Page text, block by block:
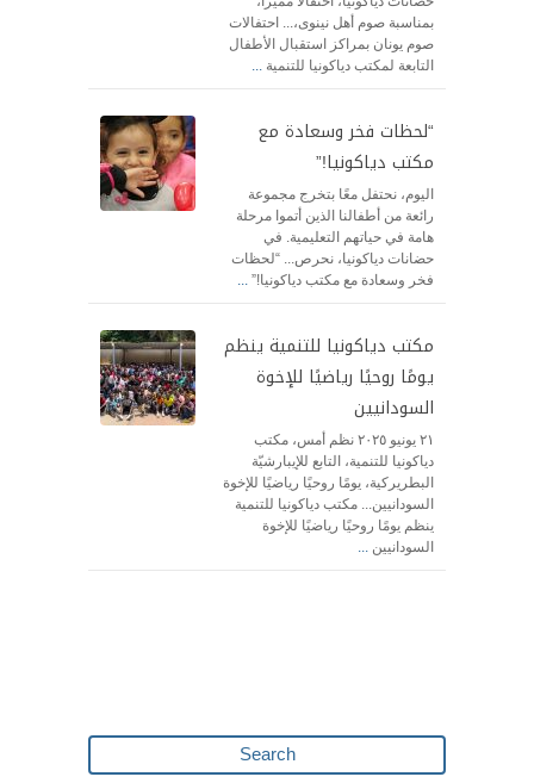
بمناسبة صوم أهل نينوى،... احتفالات
صوم يونان بمراكز استقبال الأطفال
التابعة لمكتب دياكونيا للتنمية ...
“لحظات فخر وسعادة مع
مكتب دياكونيا!”
اليوم، نحتفل معًا بتخرج مجموعة
رائعة من أطفالنا الذين أتموا مرحلة
هامة في حياتهم التعليمية. في
حضانات دياكونيا، نحرص... “لحظات
فخر وسعادة مع مكتب دياكونيا!” ...
مكتب دياكونيا للتنمية ينظم
يومًا روحيًا رياضيًا للإخوة
السودانيين
٢١ يونيو ٢٠٢٥ نظم أمس، مكتب
دياكونيا للتنمية، التابع للإيبارشيّة
البطريركية، يومًا روحيًا رياضيًا للإخوة
السودانيين... مكتب دياكونيا للتنمية
ينظم يومًا روحيًا رياضيًا للإخوة
السودانيين ...
Search